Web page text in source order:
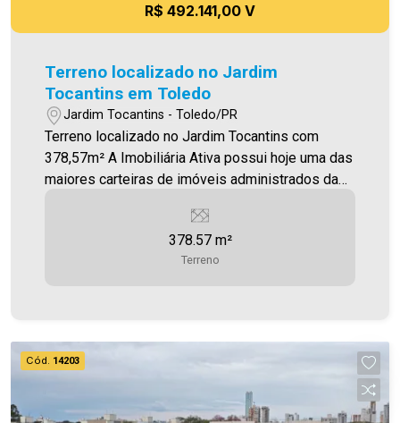
R$ 492.141,00 V
Terreno localizado no Jardim
Tocantins em Toledo
Jardim Tocantins - Toledo/PR
Terreno localizado no Jardim Tocantins com
378,57m² A Imobiliária Ativa possui hoje uma das
maiores carteiras de imóveis administrados da
Fotos meramente ilustrativas
378.57 m²
Terreno
Cód. 14203